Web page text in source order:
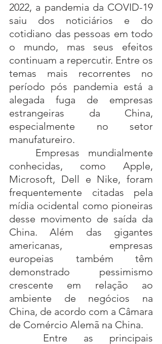
2022, a pandemia da COVID-19
saiu dos noticiários e do
cotidiano das pessoas em todo
o mundo, mas seus efeitos
continuam a repercutir. Entre os
temas mais recorrentes no
período pós pandemia está a
alegada fuga de empresas
estrangeiras da China,
especialmente no setor
manufatureiro.
conhecidas, como Apple,
Microsoft, Dell e Nike, foram
frequentemente citadas pela
mídia ocidental como pioneiras
desse movimento de saída da
China. Além das gigantes
americanas, empresas
europeias também têm
demonstrado pessimismo
crescente em relação ao
ambiente de negócios na
China, de acordo com a Câmara
de Comércio Alemã na China.